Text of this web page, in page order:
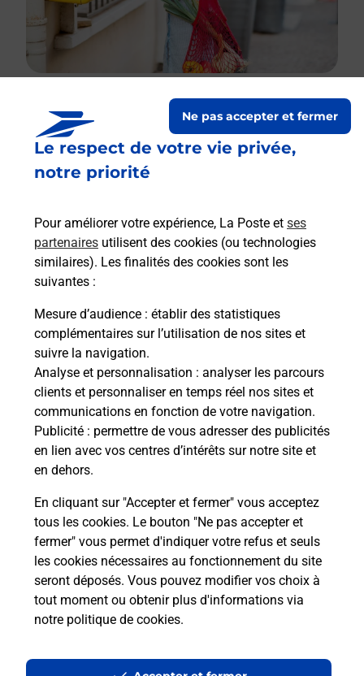
Le respect de votre vie privée,
notre priorité
Pour améliorer votre expérience, La Poste et ses
partenaires utilisent des cookies (ou technologies
similaires). Les finalités des cookies sont les
suivantes :
Mesure d’audience : établir des statistiques
complémentaires sur l’utilisation de nos sites et
suivre la navigation.
Analyse et personnalisation : analyser les parcours
clients et personnaliser en temps réel nos sites et
communications en fonction de votre navigation.
Publicité : permettre de vous adresser des publicités
en lien avec vos centres d’intérêts sur notre site et
en dehors.
En cliquant sur "Accepter et fermer" vous acceptez
tous les cookies. Le bouton "Ne pas accepter et
fermer" vous permet d'indiquer votre refus et seuls
les cookies nécessaires au fonctionnement du site
seront déposés. Vous pouvez modifier vos choix à
tout moment ou obtenir plus d'informations via
notre politique de cookies.
Ne pas accepter et fermer
Boîte aux lettres La Poste
Collecte du courrier aujourd'hui à
Place De L Eglise
La Romagne
Itinéraire
Le lien s'ouvre dans un nouvel onglet
Boîte aux lettres La Poste
Collecte du courrier aujourd'hui à 09h00
37 Rue Nationale
49740
La Romagne
Itinéraire
Le lien s'ouvre dans un nouvel onglet
Localiser Liste Boîtes aux lettres
Maine-et-Loire
La Romagne